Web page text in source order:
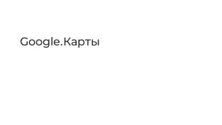
Google.Карты